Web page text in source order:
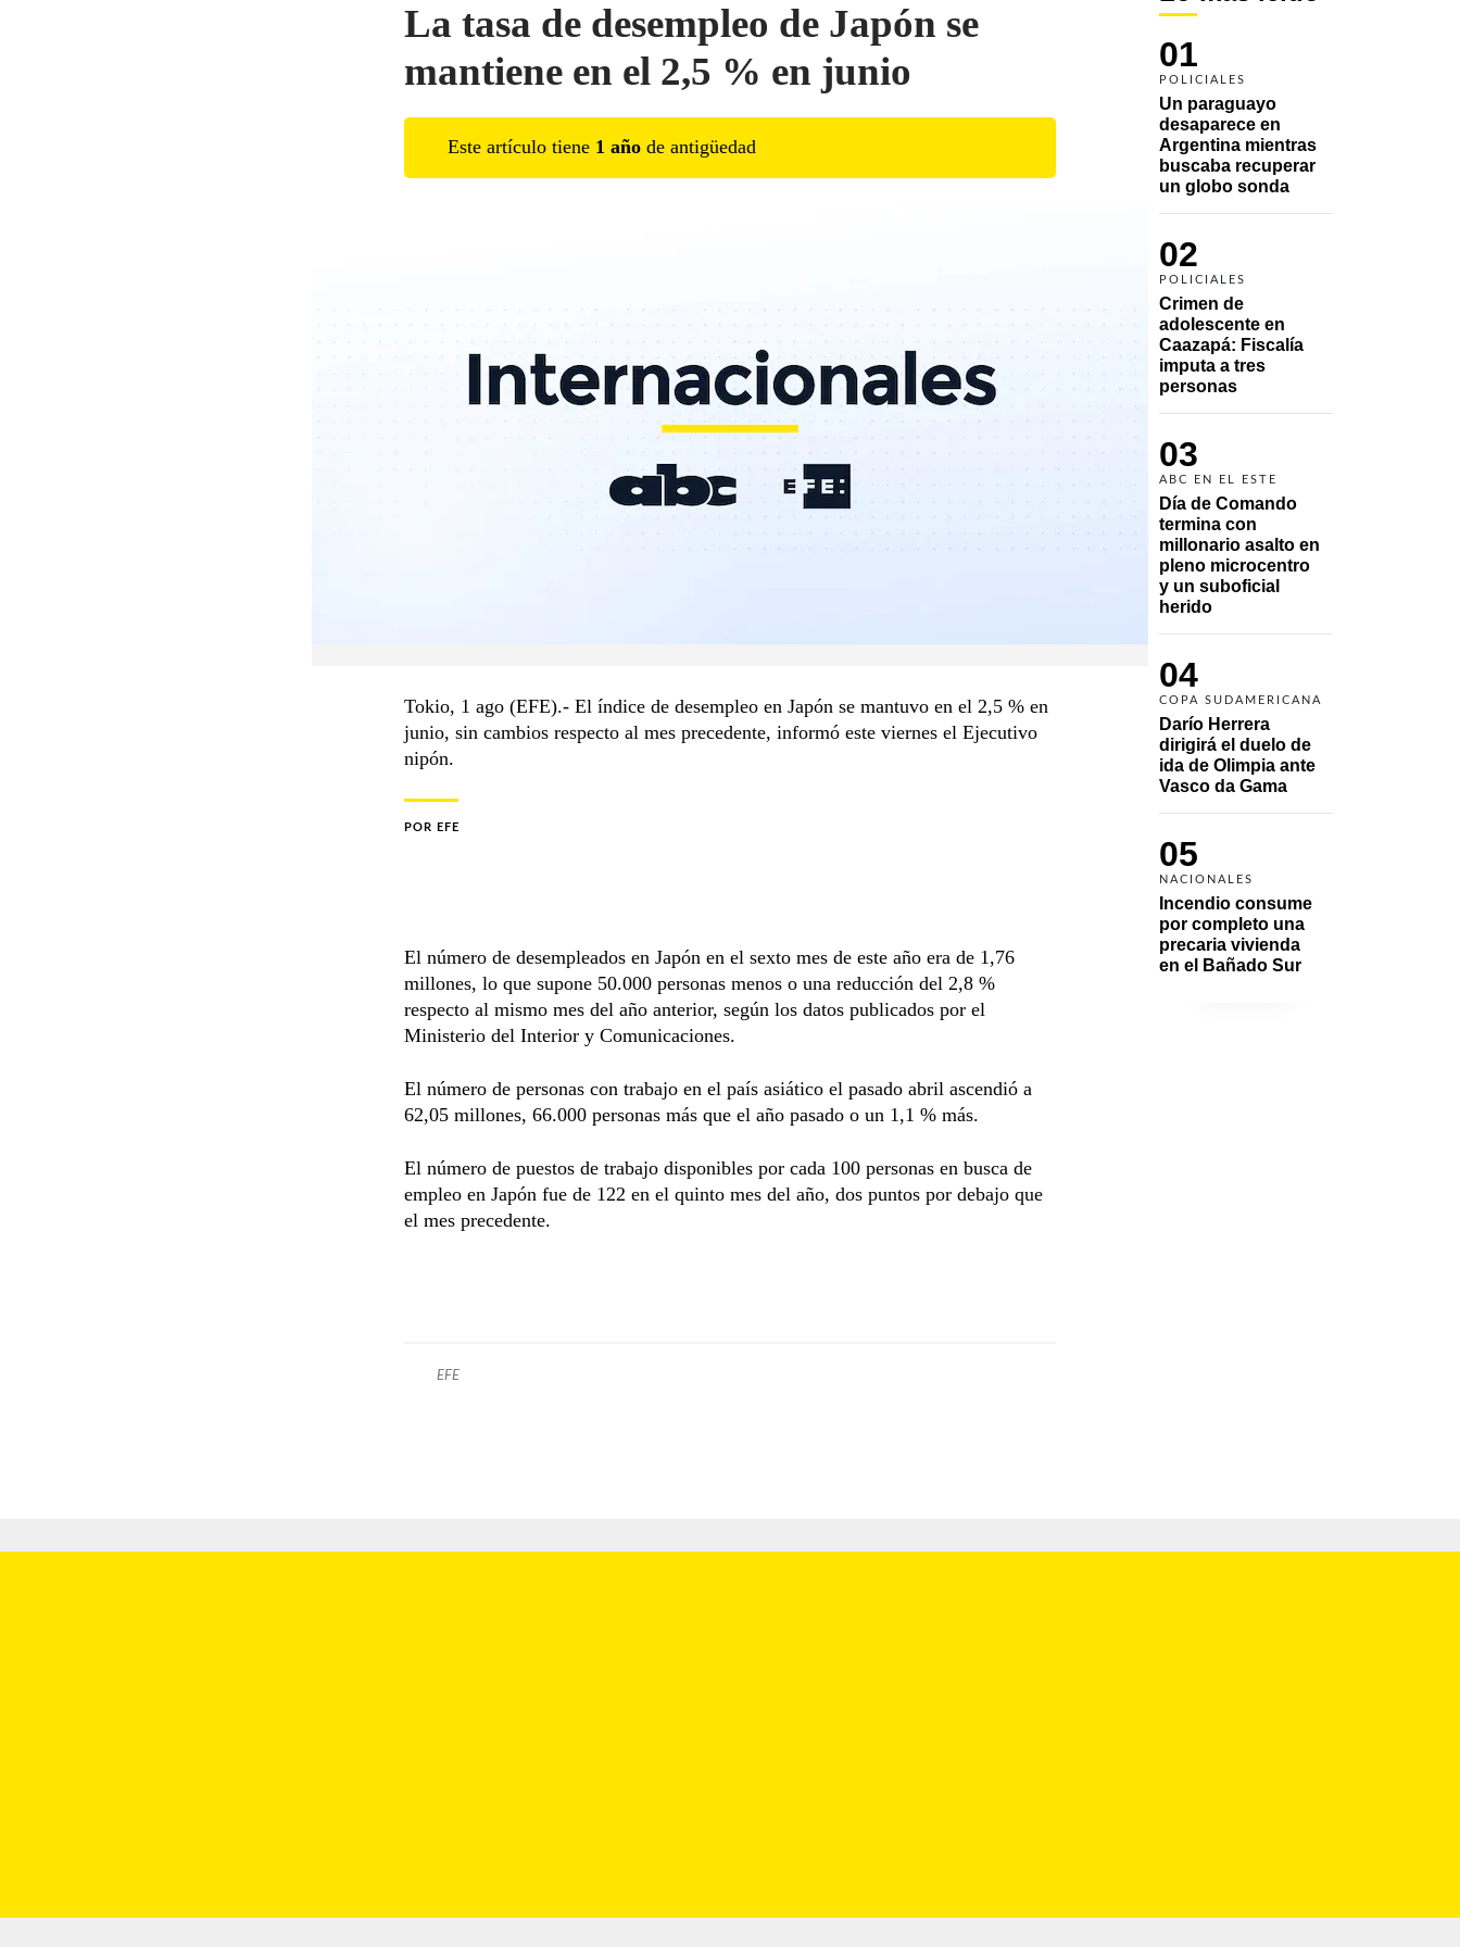
01
POLICIALES
Un paraguayo
desaparece en
Argentina mientras
buscaba recuperar
un globo sonda
02
POLICIALES
Crimen de
adolescente en
Caazapá: Fiscalía
imputa a tres
personas
03
ABC EN EL ESTE
Día de Comando
termina con
millonario asalto en
pleno microcentro
y un suboficial
herido
04
COPA SUDAMERICANA
Darío Herrera
dirigirá el duelo de
ida de Olimpia ante
Vasco da Gama
05
NACIONALES
Incendio consume
por completo una
precaria vivienda
en el Bañado Sur
La tasa de desempleo de Japón se
mantiene en el 2,5 % en junio
Este artículo tiene 1 año de antigüedad
Tokio, 1 ago (EFE).- El índice de desempleo en Japón se mantuvo en el 2,5 % en
junio, sin cambios respecto al mes precedente, informó este viernes el Ejecutivo
nipón.
POR EFE
El número de desempleados en Japón en el sexto mes de este año era de 1,76
millones, lo que supone 50.000 personas menos o una reducción del 2,8 %
respecto al mismo mes del año anterior, según los datos publicados por el
Ministerio del Interior y Comunicaciones.
El número de personas con trabajo en el país asiático el pasado abril ascendió a
62,05 millones, 66.000 personas más que el año pasado o un 1,1 % más.
El número de puestos de trabajo disponibles por cada 100 personas en busca de
empleo en Japón fue de 122 en el quinto mes del año, dos puntos por debajo que
el mes precedente.
EFE